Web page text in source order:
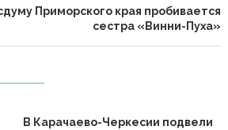
Приморского края пробивается
сестра «Винни-Пуха»
В Карачаево-Черкесии подвели